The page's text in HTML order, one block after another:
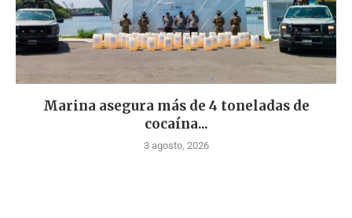
Marina asegura más de 4 toneladas de
cocaína...
3 agosto, 2026